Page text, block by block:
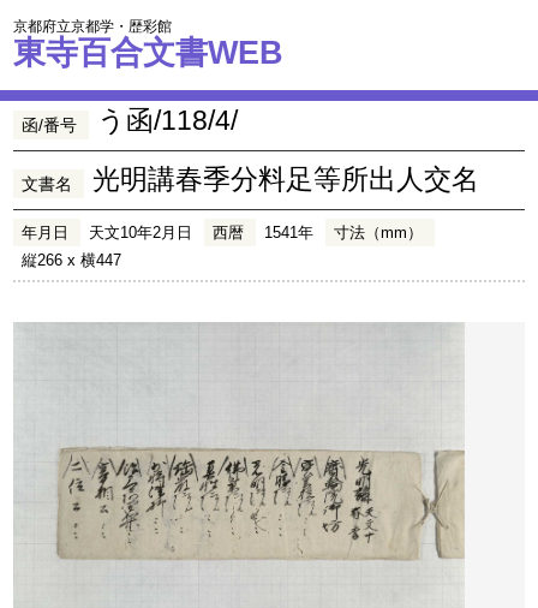
京都府立京都学・歴彩館
東寺百合文書WEB
函/番号 う函/118/4/
文書名 光明講春季分料足等所出人交名
年月日 天文10年2月日 西暦 1541年
寸法（mm）
縦266 x 横447